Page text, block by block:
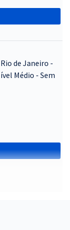
de Janeiro -
Médio - Sem